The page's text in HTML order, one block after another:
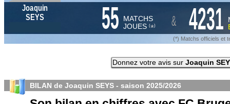
Joaquin
SEYS
55 MATCHS
JOUES (*) & 4231
(*) Matchs officiels et
Donnez votre avis sur Joaquin
BILAN de Joaquin SEYS - saison 2025/2026